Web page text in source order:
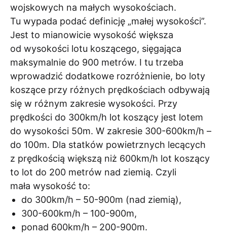
wojskowych na małych wysokościach.
Tu wypada podać definicję „małej wysokości”.
Jest to mianowicie wysokość większa
od wysokości lotu koszącego, sięgająca
maksymalnie do 900 metrów. I tu trzeba
wprowadzić dodatkowe rozróżnienie, bo loty
koszące przy różnych prędkościach odbywają
się w różnym zakresie wysokości. Przy
prędkości do 300km/h lot koszący jest lotem
do wysokości 50m. W zakresie 300-600km/h –
do 100m. Dla statków powietrznych lecących
z prędkością większą niż 600km/h lot koszący
to lot do 200 metrów nad ziemią. Czyli
mała wysokość to:
do 300km/h – 50-900m (nad ziemią),
300-600km/h – 100-900m,
ponad 600km/h – 200-900m.